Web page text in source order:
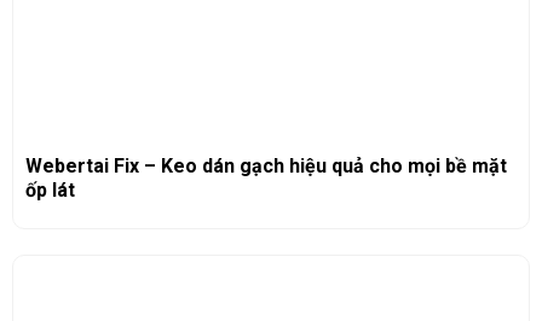
Webertai Fix – Keo dán gạch hiệu quả cho mọi bề mặt
ốp lát